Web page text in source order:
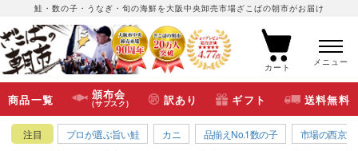
鮭・数の子・うなぎ・旬の海鮮を大阪中央卸売市場ざこばの朝市がお届け
カート
メニュー
商品一覧 頒布会
(サブスク) 訳あり ギフト 送料無料
注目 プロが選ぶ旨い鮭 カニ 品揃えNo.1数の子 市場の西京漬